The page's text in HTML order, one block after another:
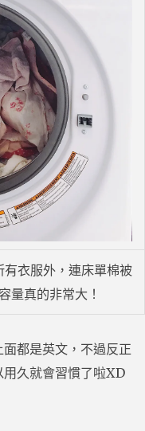
衣服外，連床單棉被
量真的非常大！
都是英文，不過反正
久就會習慣了啦XD